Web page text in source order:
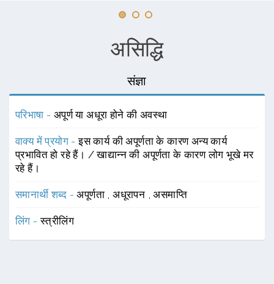
असिद्धि
संज्ञा
परिभाषा - अपूर्ण या अधूरा होने की अवस्था
वाक्य में प्रयोग -इस कार्य की अपूर्णता के कारण अन्य कार्य
प्रभावित हो रहे हैं। / खाद्यान्न की अपूर्णता के कारण लोग भूखे मर
रहे हैं।
समानार्थी शब्द -अपूर्णता ,अधूरापन ,असमाप्ति
लिंग -स्त्रीलिंग